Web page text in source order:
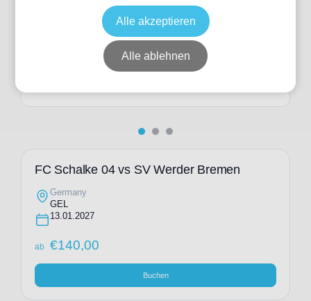
6 verfügbar
Deutschland VELTINS-Arena
Ticket(s) + Hotel
262,00
FC Schalke 04 vs SV Werder Bremen
Germany
GEL
13.01.2027
ab €140,00
Buchen
Alle akzeptieren
Alle ablehnen